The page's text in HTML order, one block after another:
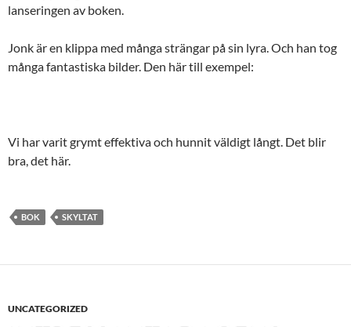
lanseringen av boken.
Jonk är en klippa med många strängar på sin lyra. Och han tog
många fantastiska bilder. Den här till exempel:
Vi har varit grymt effektiva och hunnit väldigt långt. Det blir
bra, det här.
BOK SKYLTAT
UNCATEGORIZED